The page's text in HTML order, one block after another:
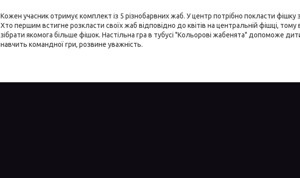
Кожен учасник отримує комплект із 5 різнобарвних жаб. У центр потрібно покласти
Хто першим встигне розкласти своїх жаб відповідно до квітів на центральній фішці, тому
зібрати якомога більше фішок. Настільна гра в тубусі "Кольорові жабенята" допоможе
навчить командної гри, розвине уважність.